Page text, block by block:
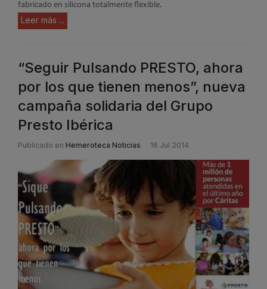
fabricado en silicona totalmente flexible.
Leer más ...
“Seguir Pulsando PRESTO, ahora
por los que tienen menos”, nueva
campaña solidaria del Grupo
Presto Ibérica
Publicado en Hemeroteca Noticias 16 Jul 2014